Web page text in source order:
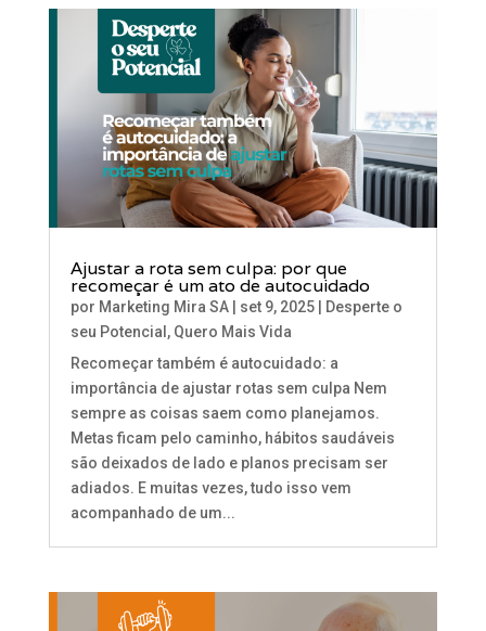
Ajustar a rota sem culpa: por que
recomeçar é um ato de autocuidado
por Marketing Mira SA| set 9, 2025| Desperte o
seu Potencial, Quero Mais Vida
Recomeçar também é autocuidado: a
importância de ajustar rotas sem culpa Nem
sempre as coisas saem como planejamos.
Metas ficam pelo caminho, hábitos saudáveis
são deixados de lado e planos precisam ser
adiados. E muitas vezes, tudo isso vem
acompanhado de um...